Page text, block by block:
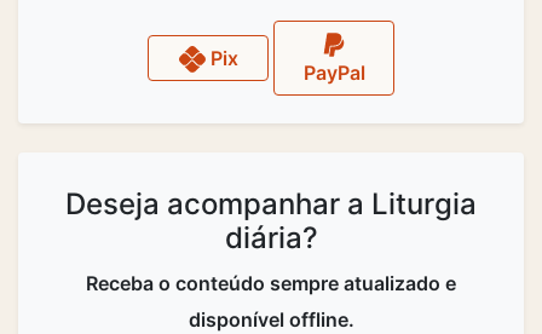
Pix
PayPal
Deseja acompanhar a Liturgia
diária?
Receba o conteúdo sempre atualizado e
disponível offline.